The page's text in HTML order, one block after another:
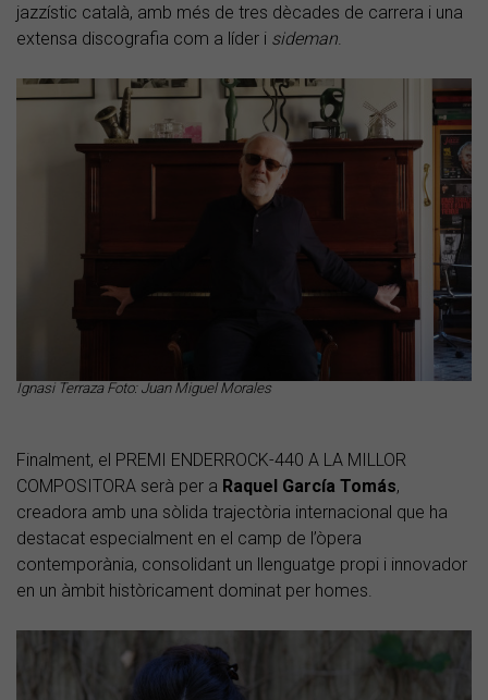
jazzístic català, amb més de tres dècades de carrera i una
extensa discografia com a líder i sideman.
Ignasi Terraza Foto: Juan Miguel Morales
Finalment, el PREMI ENDERROCK-440 A LA MILLOR
COMPOSITORA serà per a Raquel García Tomás,
creadora amb una sòlida trajectòria internacional que ha
destacat especialment en el camp de l’òpera
contemporània, consolidant un llenguatge propi i innovador
en un àmbit històricament dominat per homes.